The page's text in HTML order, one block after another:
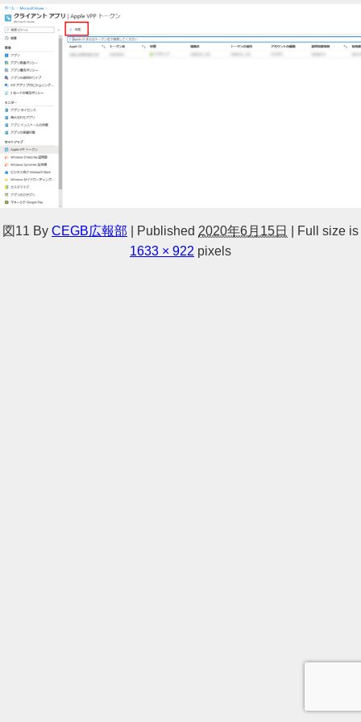
図11 By CEGB広報部 Published 2020年6月15日
Full size is
1633 × 922 pixels